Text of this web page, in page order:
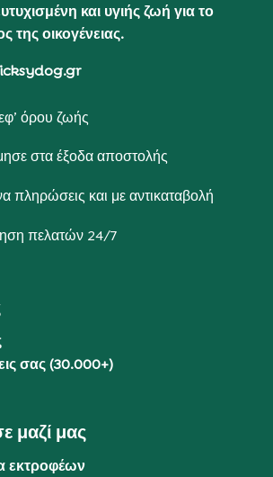
και υγιής ζωή για το
της οικογένειας.
όρου ζωής
στα έξοδα αποστολής
πληρώσεις και με αντικαταβολή
πελατών 24/7
σας (30.000+)
μαζί μας
εκτροφέων